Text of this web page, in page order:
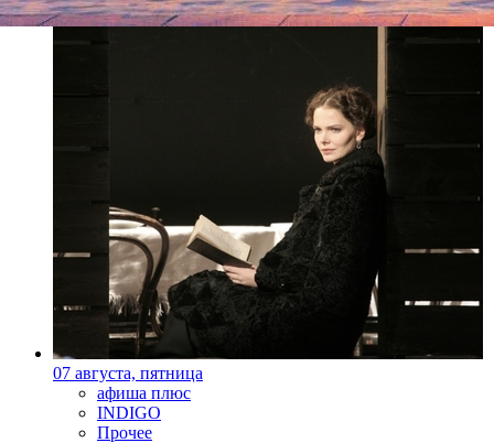
07 августа, пятница
афиша плюс
INDIGO
Прочее